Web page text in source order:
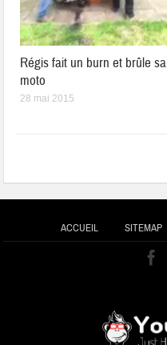
Régis fait un burn et brûle sa
moto
28 mai 2015
ACCUEIL SITEMAP